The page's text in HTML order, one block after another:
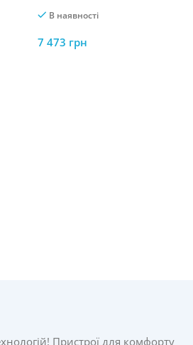
(500/800W) – Надійний
В наявності
7 473 грн
Пристрої для комфорту